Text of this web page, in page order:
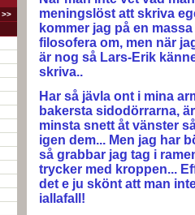
>>
meningslöst att skriva
kommer jag på en
filosofera om, men när
är nog så Lars-Erik
skriva..
Har så jävla ont i mina
bakersta sidodörrarna,
minsta snett åt vänster
igen dem... Men jag har
så grabbar jag tag i
trycker med kroppen...
det e ju skönt att man
iallafall!